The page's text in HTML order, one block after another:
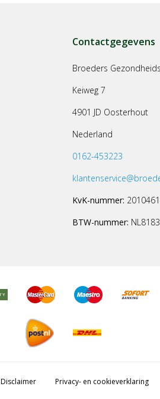
Contactgegevens
Broeders
Keiweg 7
4901 JD Oosterhout
Nederland
0162-453223
KvK-nummer:
BTW-nummer:
Disclaimer Privacy- en cookieverklaring